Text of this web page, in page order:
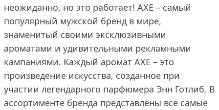
неожиданно, но это работает! AXE – самый
популярный мужской бренд в мире,
знаменитый своими эксклюзивными
ароматами и удивительными рекламными
кампаниями. Каждый аромат AXE – это
произведение искусства, созданное при
участии легендарного парфюмера Энн Готлиб. В
ассортименте бренда представлены все самые